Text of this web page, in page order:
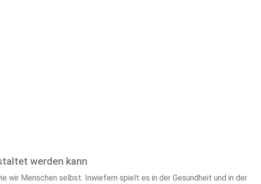
werden kann
wir Menschen selbst. Inwiefern spielt es in der Gesundheit und in der